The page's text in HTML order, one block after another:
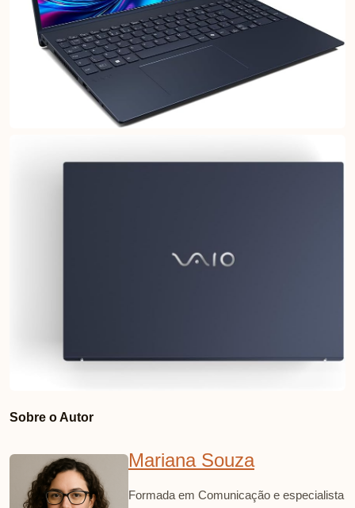
Sobre o Autor
Mariana Souza
Formada em Comunicação e especialista